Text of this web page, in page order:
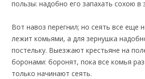
пользы: надобно его запахать сохою в
Вот навоз перегнил; но сеять все еще
лежит комьями, а для зернушка
постельку. Выезжают крестьяне на
боронами: боронят, пока все комья
только начинают сеять.